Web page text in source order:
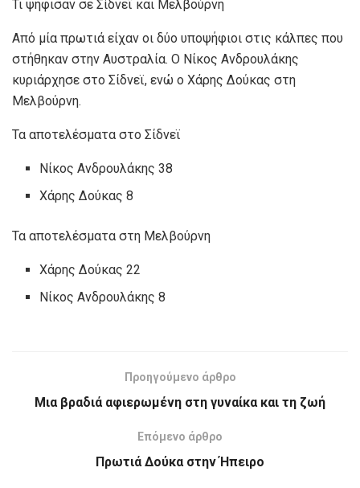
Τι ψήφισαν σε Σίδνεϊ και Μελβούρνη
Από μία πρωτιά είχαν οι δύο υποψήφιοι στις κάλπες που
στήθηκαν στην Αυστραλία. Ο Νίκος Ανδρουλάκης
κυριάρχησε στο Σίδνεϊ, ενώ ο Χάρης Δούκας στη
Μελβούρνη.
Τα αποτελέσματα στο Σίδνεϊ
Νίκος Ανδρουλάκης 38
Χάρης Δούκας 8
Τα αποτελέσματα στη Μελβούρνη
Χάρης Δούκας 22
Νίκος Ανδρουλάκης 8
Προηγούμενο άρθρο
Μια βραδιά αφιερωμένη στη γυναίκα και τη ζωή
Επόμενο άρθρο
Πρωτιά Δούκα στην Ήπειρο